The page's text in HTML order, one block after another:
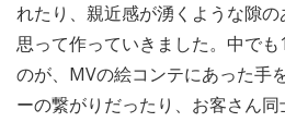
れたり、親近感が湧くような隙
思って作っていきました。中で
のが、MVの絵コンテにあった手
ーの繋がりだったり、お客さん